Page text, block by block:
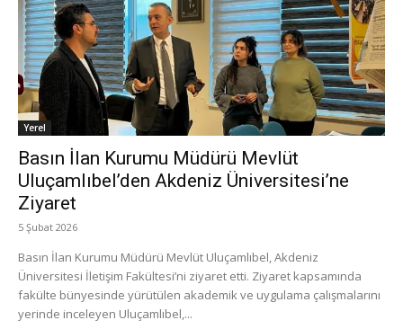
Yerel
Basın İlan Kurumu Müdürü Mevlüt
Uluçamlıbel’den Akdeniz Üniversitesi’ne
Ziyaret
5 Şubat 2026
Basın İlan Kurumu Müdürü Mevlüt Uluçamlıbel, Akdeniz
Üniversitesi İletişim Fakültesi’ni ziyaret etti. Ziyaret kapsamında
fakülte bünyesinde yürütülen akademik ve uygulama çalışmalarını
yerinde inceleyen Uluçamlıbel,...